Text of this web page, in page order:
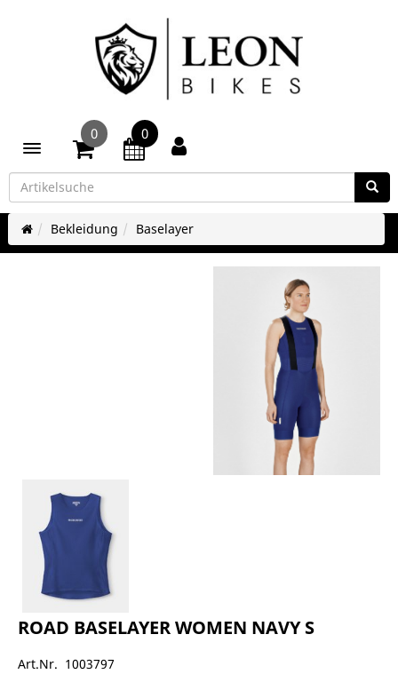
Toggle navigation
0 0
Bekleidung Baselayer
ROAD BASELAYER WOMEN NAVY S
Art.Nr. 1003797